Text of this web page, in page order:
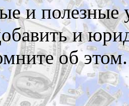
и полезные
и
об этом.